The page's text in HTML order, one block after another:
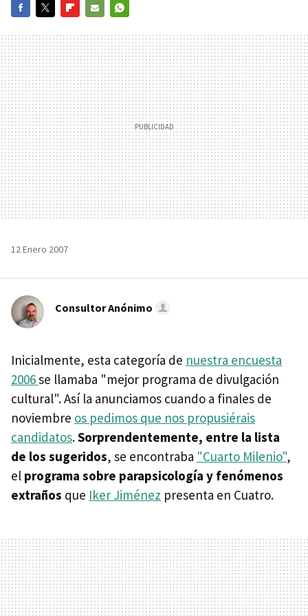
MAIL
12 Enero 2007
Consultor Anónimo
Inicialmente, esta categoría de nuestra encuesta
2006se llamaba "mejor programa de divulgación
cultural". Así la anunciamos cuando a finales de
noviembre os pedimos que nos propusiérais
candidatos.Sorprendentemente, entre la lista
de los sugeridos, se encontraba "Cuarto Milenio",
el programa sobre parapsicología y fenómenos
extraños que Iker Jiménez presenta en Cuatro.